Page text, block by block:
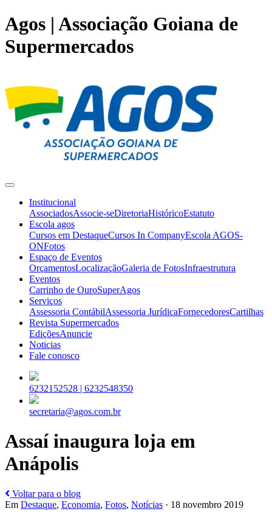
Agos | Associação Goiana de
Supermercados
Institucional
AssociadosAssocie-seDiretoriaHistóricoEstatuto
Escola agos
Cursos em DestaqueCursos In CompanyEscola AGOS-
ONFotos
Espaço de Eventos
OrçamentosLocalizaçãoGaleria de FotosInfraestrutura
Eventos
Carrinho de OuroSuperAgos
Serviços
Assessoria ContábilAssessoria JurídicaFornecedoresCartilhas
Revista Supermercados
EdiçõesAnuncie
Noticias
Fale conosco
6232152528 | 6232548350
secretaria@agos.com.br
Assaí inaugura loja em
Anápolis
Voltar para o blog
Em Destaque, Economia, Fotos, Notícias · 18 novembro 2019